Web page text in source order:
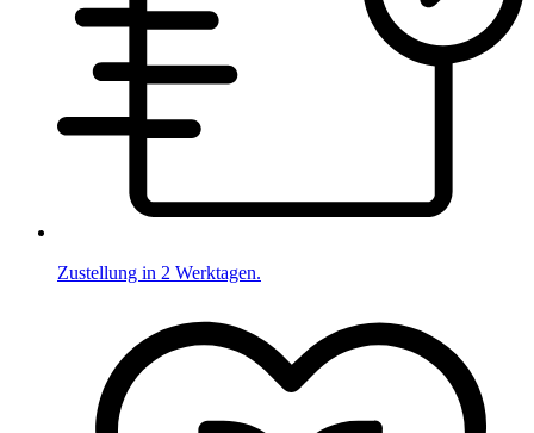
Zustellung in 2 Werktagen.